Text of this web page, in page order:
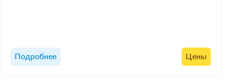
Подробнее Цены